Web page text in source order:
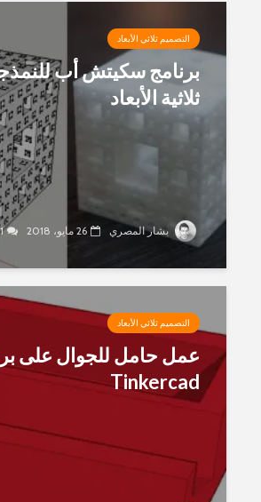
التصميم ثلاثي الأبعاد
برنامج سكيتش أب
ثلاثية الأبعاد
بشار المصري 26 مايو، 2018 1 تعليق
التصميم ثلاثي الأبعاد
عمل حامل للجوال على
Tinkercad